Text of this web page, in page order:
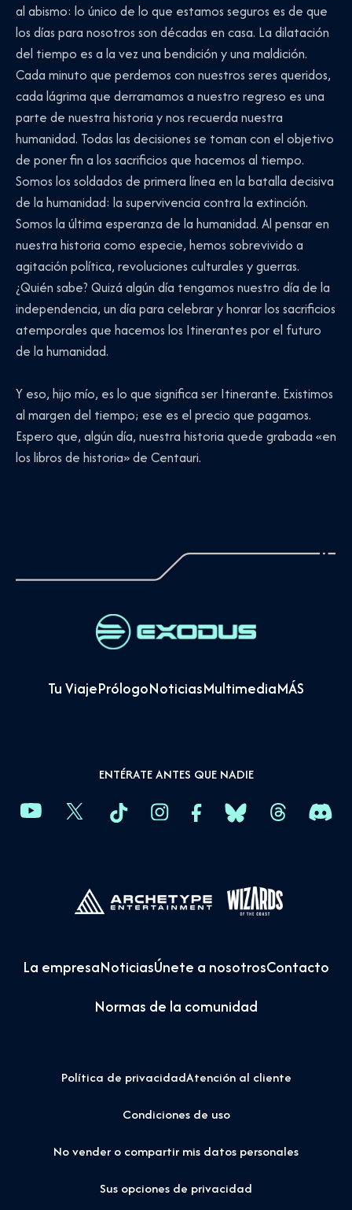
al abismo: lo único de lo que estamos seguros es de que
los días para nosotros son décadas en casa. La dilatación
del tiempo es a la vez una bendición y una maldición.
Cada minuto que perdemos con nuestros seres queridos,
cada lágrima que derramamos a nuestro regreso es una
parte de nuestra historia y nos recuerda nuestra
humanidad. Todas las decisiones se toman con el objetivo
de poner fin a los sacrificios que hacemos al tiempo.
Somos los soldados de primera línea en la batalla decisiva
de la humanidad: la supervivencia contra la extinción.
Somos la última esperanza de la humanidad. Al pensar en
nuestra historia como especie, hemos sobrevivido a
agitación política, revoluciones culturales y guerras.
¿Quién sabe? Quizá algún día tengamos nuestro día de la
independencia, un día para celebrar y honrar los sacrificios
atemporales que hacemos los Itinerantes por el futuro
de la humanidad.
Y eso, hijo mío, es lo que significa ser Itinerante. Existimos
al margen del tiempo; ese es el precio que pagamos.
Espero que, algún día, nuestra historia quede grabada «en
los libros de historia» de Centauri.
Tu ViajePrólogoNoticiasMultimediaMÁS
ENTÉRATE ANTES QUE NADIE
La empresaNoticiasÚnete a nosotrosContacto
Normas de la comunidad
Política de privacidadAtención al cliente
Condiciones de uso
No vender o compartir mis datos personales
Sus opciones de privacidad